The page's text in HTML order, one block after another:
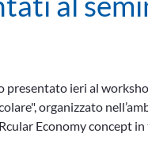
presentato ieri al
organizzato
Economy concept